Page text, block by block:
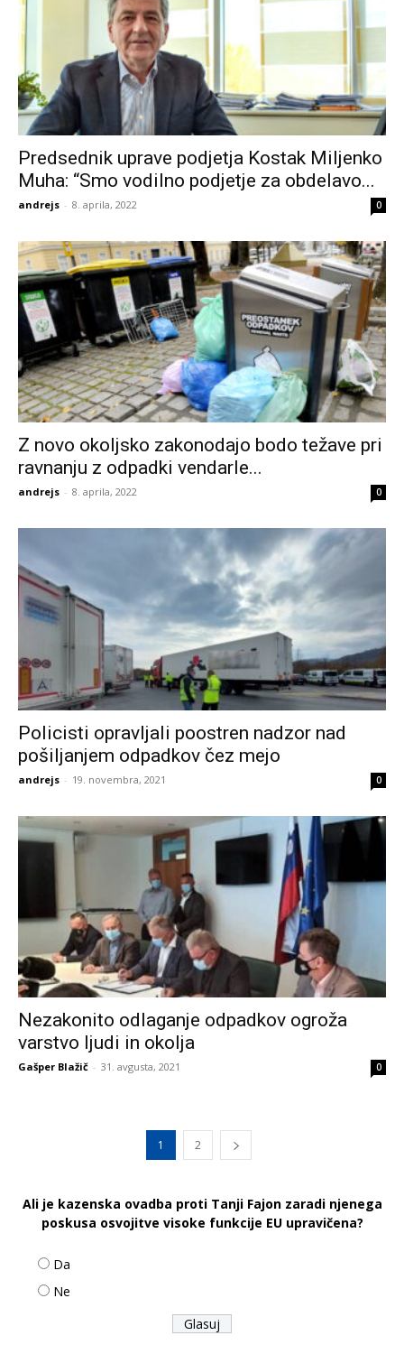
Predsednik uprave podjetja Kostak Miljenko
Muha: “Smo vodilno podjetje za obdelavo...
andrejs - 8. aprila, 2022 0
Z novo okoljsko zakonodajo bodo težave pri
ravnanju z odpadki vendarle...
andrejs - 8. aprila, 2022 0
Policisti opravljali poostren nadzor nad
pošiljanjem odpadkov čez mejo
andrejs - 19. novembra, 2021 0
Nezakonito odlaganje odpadkov ogroža
varstvo ljudi in okolja
Gašper Blažič - 31. avgusta, 2021 0
1 2
Ali je kazenska ovadba proti Tanji Fajon zaradi njenega
poskusa osvojitve visoke funkcije EU upravičena?
Da
Ne